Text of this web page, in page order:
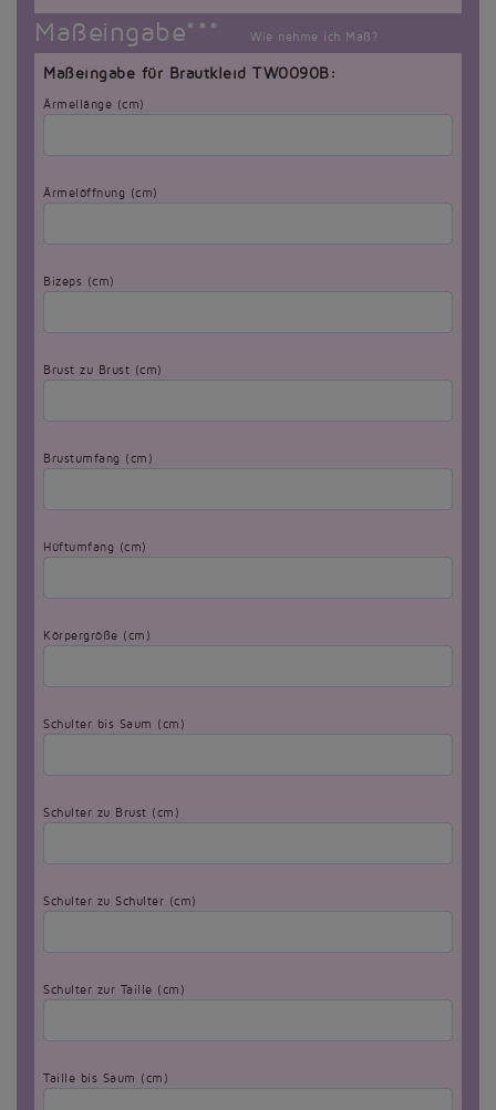
Maßeingabe*** Wie nehme ich Maß?
Maßeingabe für Brautkleid TW0090B:
Ärmellänge (cm)
Ärmelöffnung (cm)
Bizeps (cm)
Brust zu Brust (cm)
Brustumfang (cm)
Hüftumfang (cm)
Körpergröße (cm)
Schulter bis Saum (cm)
Schulter zu Brust (cm)
Schulter zu Schulter (cm)
Schulter zur Taille (cm)
Taille bis Saum (cm)